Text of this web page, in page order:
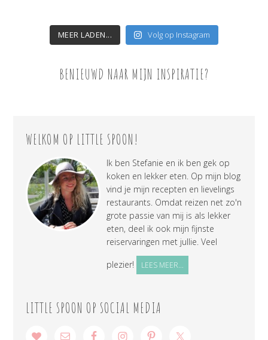
MEER LADEN... Volg op Instagram
BENIEUWD NAAR MIJN INSPIRATIE?
WELKOM OP LITTLE SPOON!
Ik ben Stefanie en ik ben gek op
koken en lekker eten. Op mijn blog
vind je mijn recepten en lievelings
restaurants. Omdat reizen net zo'n
grote passie van mij is als lekker
eten, deel ik ook mijn fijnste
reiservaringen met jullie. Veel
plezier!
LEES MEER...
LITTLE SPOON OP SOCIAL MEDIA